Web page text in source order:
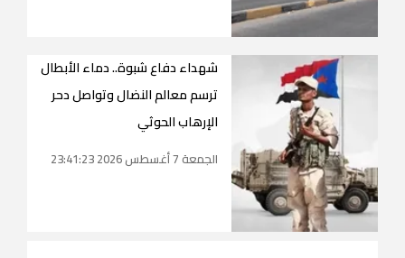
شهداء دفاع شبوة.. دماء الأبطال
ترسم معالم النضال وتواصل دحر
الإرهاب الحوثي
الجمعة 7 أغسطس 2026 23:41:23